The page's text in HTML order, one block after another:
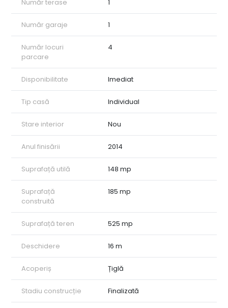
Număr terase 1
Număr garaje 1
Număr locuri
parcare
4
Disponibilitate Imediat
Tip casă Individual
Stare interior Nou
Anul finisării 2014
Suprafață utilă 148 mp
Suprafață
construită
185 mp
Suprafață teren 525 mp
Deschidere 16 m
Acoperiș Țiglă
Stadiu construcție Finalizată